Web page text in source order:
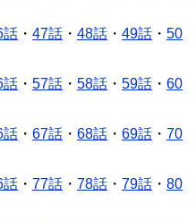
話 ・ 47話 ・ 48話 ・ 49話 ・ 50
話 ・ 57話 ・ 58話 ・ 59話 ・ 60
話 ・ 67話 ・ 68話 ・ 69話 ・ 70
話 ・ 77話 ・ 78話 ・ 79話 ・ 80